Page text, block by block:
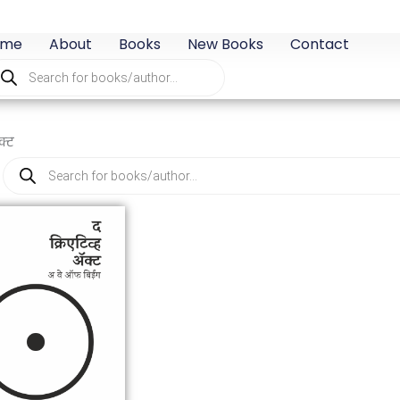
About Books New Books Contact
search